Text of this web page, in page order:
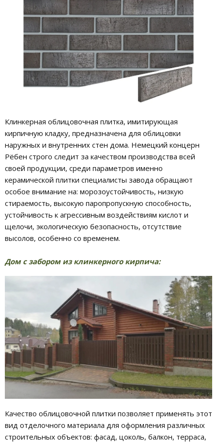
Клинкерная облицовочная плитка, имитирующая
кирпичную кладку, предназначена для облицовки
наружных и внутренних стен дома. Немецкий концерн
Рёбен строго следит за качеством производства всей
своей продукции, среди параметров именно
керамической плитки специалисты завода обращают
особое внимание на: морозоустойчивость, низкую
стираемость, высокую паропропускную способность,
устойчивость к агрессивным воздействиям кислот и
щелочи, экологическую безопасность, отсутствие
высолов, особенно со временем.
Дом с забором из клинкерного кирпича:
Качество облицовочной плитки позволяет применять этот
вид отделочного материала для оформления различных
строительных объектов: фасад, цоколь, балкон, терраса,